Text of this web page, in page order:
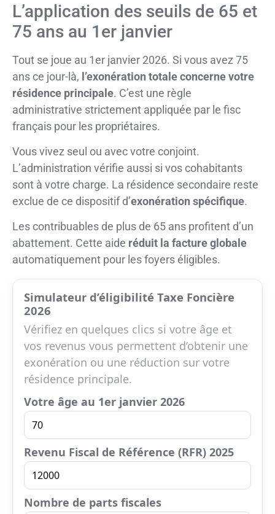
L’application des seuils de 65 et
75 ans au 1er janvier
Tout se joue au 1er janvier 2026. Si vous avez 75
ans ce jour-là, l’exonération totale concerne votre
résidence principale. C’est une règle
administrative strictement appliquée par le fisc
français pour les propriétaires.
Vous vivez seul ou avec votre conjoint.
L’administration vérifie aussi si vos cohabitants
sont à votre charge. La résidence secondaire reste
exclue de ce dispositif d’exonération spécifique.
Les contribuables de plus de 65 ans profitent d’un
abattement. Cette aide réduit la facture globale
automatiquement pour les foyers éligibles.
Simulateur d’éligibilité Taxe Foncière
2026
Vérifiez en quelques clics si votre âge et
vos revenus vous permettent d’obtenir une
exonération ou une réduction sur votre
résidence principale.
Votre âge au 1er janvier 2026
Revenu Fiscal de Référence (RFR) 2025
Nombre de parts fiscales